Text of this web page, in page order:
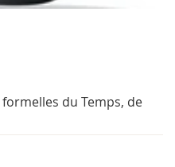
du Temps, de